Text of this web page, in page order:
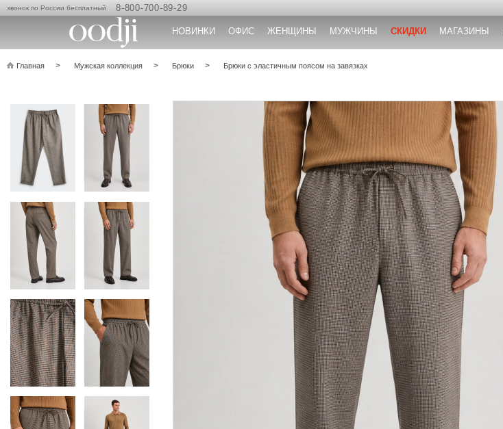
звонок по России бесплатный 8-800-700-89-29
НОВИНКИ ОФИС ЖЕНЩИНЫ МУЖЧИНЫ СКИДКИ МАГАЗИНЫ
Главная Мужская коллекция Брюки Брюки с эластичным поясом на завязках